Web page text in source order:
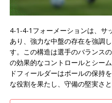
4-1-4-1フォーメーションは、サ
あり、強力な中盤の存在を強調
す。この構造は選手のバランス
の効果的なコントロールとシー
ドフィールダーはボールの保持
な役割を果たし、守備の堅実さ